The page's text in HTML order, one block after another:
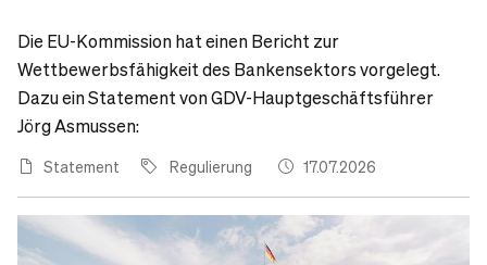
Die EU-Kommission hat einen Bericht zur
Wettbewerbsfähigkeit des Bankensektors vorgelegt.
Dazu ein Statement von GDV-Hauptgeschäftsführer
Jörg Asmussen:
Statement Regulierung 17.07.2026